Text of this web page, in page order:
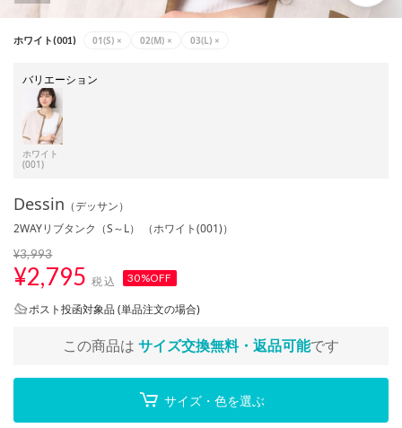
ホワイト(001) 01(S) × 02(M) × 03(L) ×
バリエーション
ホワイト
(001)
Dessin （デッサン）
2WAYリブタンク（S～L） （ホワイト(001)）
¥3,993
¥2,795 税込 30%OFF
ポスト投函対象品 (単品注文の場合)
この商品は サイズ交換無料・返品可能です
サイズ・色を選ぶ